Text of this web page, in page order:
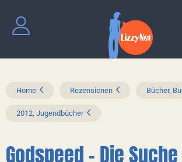
Home Rezensionen Bücher,
2012, Jugendbücher
Godspeed - Die Suche